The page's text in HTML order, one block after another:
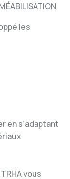
les
en s’adaptant
vous